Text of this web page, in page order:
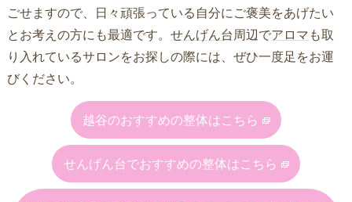
ごせますので、日々頑張っている自分にご褒美をあげたい
とお考えの方にも最適です。 せんげん台周辺でアロマも取
り入れているサロンをお探しの際には、ぜひ一度足をお運
びください。
越谷のおすすめの整体はこちら
せんげん台でおすすめの整体はこちら